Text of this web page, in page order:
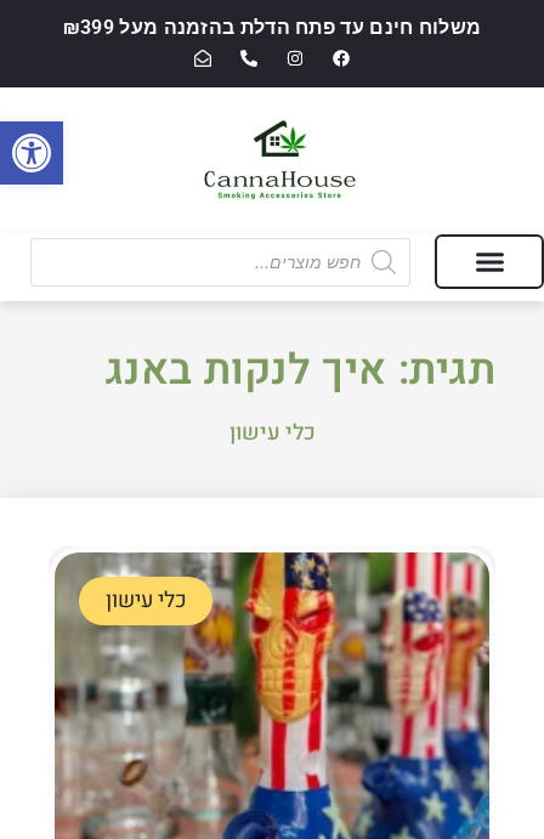
משלוח חינם עד פתח הדלת בהזמנה מעל ₪399
תגית: איך לנקות באנג
כלי עישון
כלי עישון
פתח